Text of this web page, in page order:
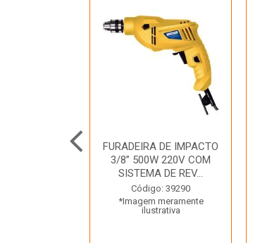
FURADEIRA DE IMPACTO
3/8” 500W 220V COM
SISTEMA DE REV...
Código: 39290
*Imagem meramente
ilustrativa